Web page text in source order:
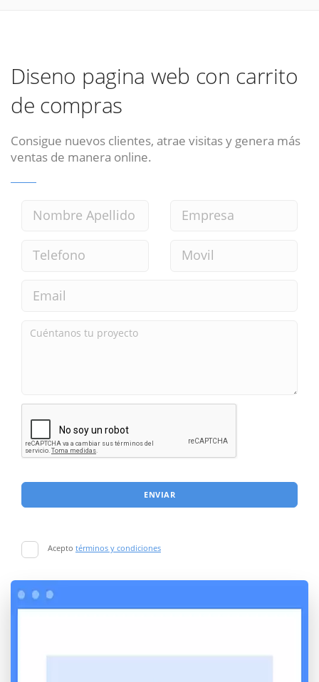
Diseno pagina web con carrito
de compras
Consigue nuevos clientes, atrae visitas y genera más
ventas de manera online.
ENVIAR
Acepto términos y condiciones